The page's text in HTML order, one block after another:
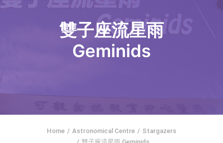
THE COURSES
ASTRONOMICAL CENTRE
STORIES OF NATURE
COMPETITIONS/PROJECTS
SEARCH
繁體中文
雙子座流星雨
Geminids
Home Astronomical Centre
Stargazers